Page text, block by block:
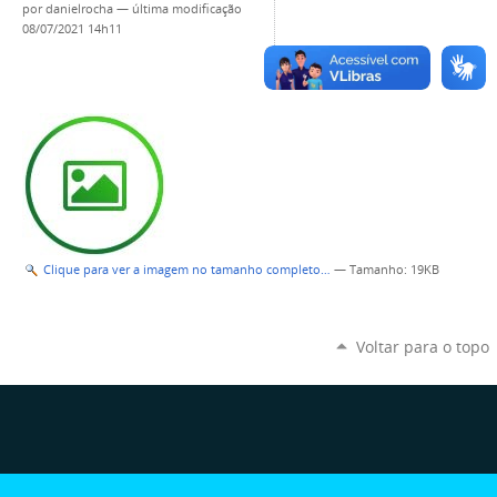
pordanielrocha — última modificação
08/07/2021 14h11
Clique para ver a imagem no tamanho completo… — Tamanho: 19KB
Voltar para o topo